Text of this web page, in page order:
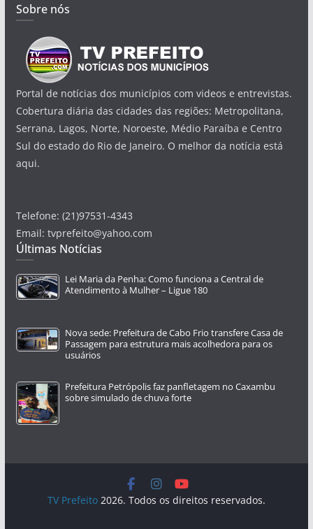
Sobre nós
Portal de notícias dos municípios com videos e entrevistas.
Cobertura diária das cidades das regiões: Metropolitana,
Serrana, Lagos, Norte, Noroeste, Médio Paraíba e Centro
Sul do estado do Rio de Janeiro. O melhor da notícia está
aqui.
Telefone: (21)97531-4343
Email: tvprefeito@yahoo.com
Últimas Notícias
Lei Maria da Penha: Como funciona a Central de
Atendimento à Mulher – Ligue 180
Nova sede: Prefeitura de Cabo Frio transfere Casa de
Passagem para estrutura mais acolhedora para os
usuários
Prefeitura Petrópolis faz panfletagem no Caxambu
sobre simulado de chuva forte
TV Prefeito2026. Todos os direitos reservados.